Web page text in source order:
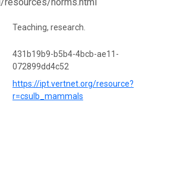
Teaching, research.
431b19b9-b5b4-4bcb-ae11-
072899dd4c52
https://ipt.vertnet.org/resource?
r=csulb_mammals